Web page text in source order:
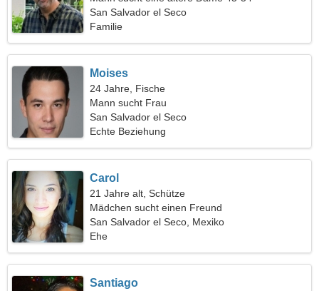
San Salvador el Seco
Familie
Moises
24 Jahre, Fische
Mann sucht Frau
San Salvador el Seco
Echte Beziehung
Carol
21 Jahre alt, Schütze
Mädchen sucht einen Freund
San Salvador el Seco, Mexiko
Ehe
Santiago